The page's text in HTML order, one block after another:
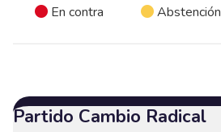
En contra Abstención
Partido Cambio Radical